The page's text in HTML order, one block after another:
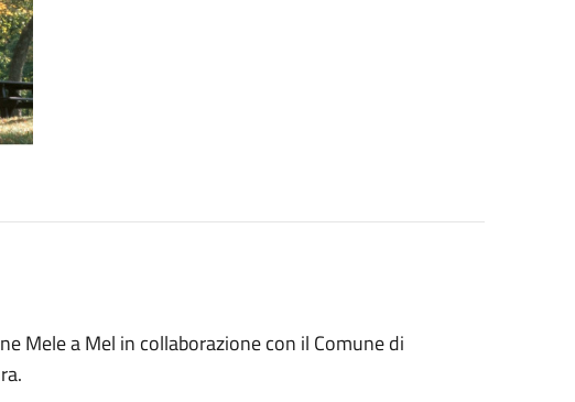
Mele a Mel in collaborazione con il Comune di